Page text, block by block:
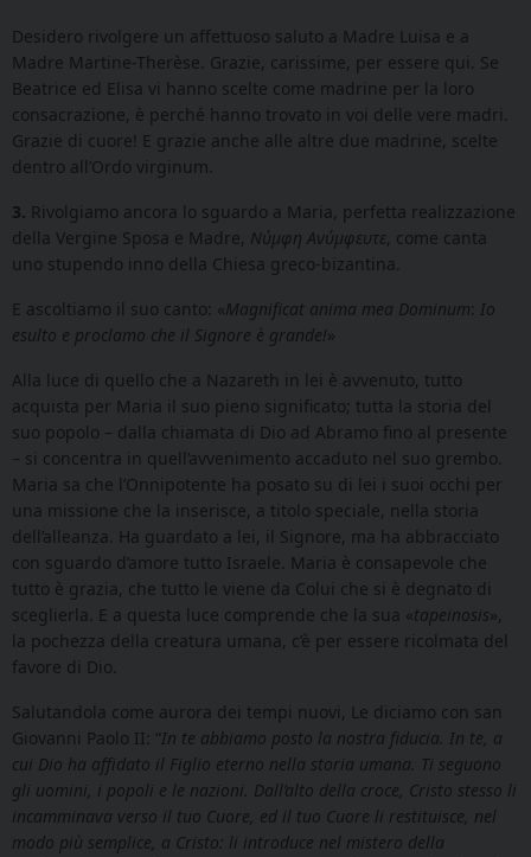
Desidero rivolgere un affettuoso saluto a Madre Luisa e a
Madre Martine-Therèse. Grazie, carissime, per essere qui. Se
Beatrice ed Elisa vi hanno scelte come madrine per la loro
consacrazione, è perché hanno trovato in voi delle vere madri.
Grazie di cuore! E grazie anche alle altre due madrine, scelte
dentro all’Ordo virginum.
3. Rivolgiamo ancora lo sguardo a Maria, perfetta realizzazione
della Vergine Sposa e Madre, Νύμφη Ανύμφευτε, come canta
uno stupendo inno della Chiesa greco-bizantina.
E ascoltiamo il suo canto: «Magnificat anima mea Dominum Io
esulto e proclamo che il Signore è grande!»
Alla luce di quello che a Nazareth in lei è avvenuto, tutto
acquista per Maria il suo pieno significato; tutta la storia del
suo popolo – dalla chiamata di Dio ad Abramo fino al presente
– si concentra in quell’avvenimento accaduto nel suo grembo.
Maria sa che l’Onnipotente ha posato su di lei i suoi occhi per
una missione che la inserisce, a titolo speciale, nella storia
dell’alleanza. Ha guardato a lei, il Signore, ma ha abbracciato
con sguardo d’amore tutto Israele. Maria è consapevole che
tutto è grazia, che tutto le viene da Colui che si è degnato di
sceglierla. E a questa luce comprende che la sua «tapeinosis»,
la pochezza della creatura umana, c’è per essere ricolmata del
favore di Dio.
Salutandola come aurora dei tempi nuovi, Le diciamo con san
Giovanni Paolo II: “In te abbiamo posto la nostra fiducia. In te, a
cui Dio ha affidato il Figlio eterno nella storia umana. Ti seguono
gli uomini, i popoli e le nazioni. Dall’alto della croce, Cristo stesso li
incamminava verso il tuo Cuore, ed il tuo Cuore li restituisce, nel
modo più semplice, a Cristo: li introduce nel mistero della